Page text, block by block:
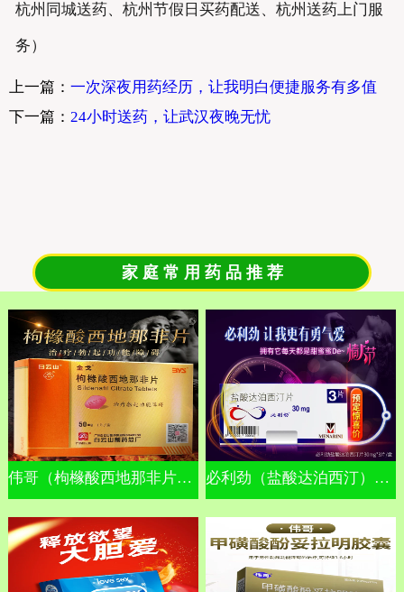
杭州同城送药、杭州节假日买药配送、杭州送药上门服
务）
上一篇： 一次深夜用药经历，让我明白便捷服务有多值
下一篇： 24小时送药，让武汉夜晚无忧
家 庭 常 用 药 品 推 荐
伟哥（枸橼酸西地那非片）金戈 必利劲（盐酸达泊西汀）早泄